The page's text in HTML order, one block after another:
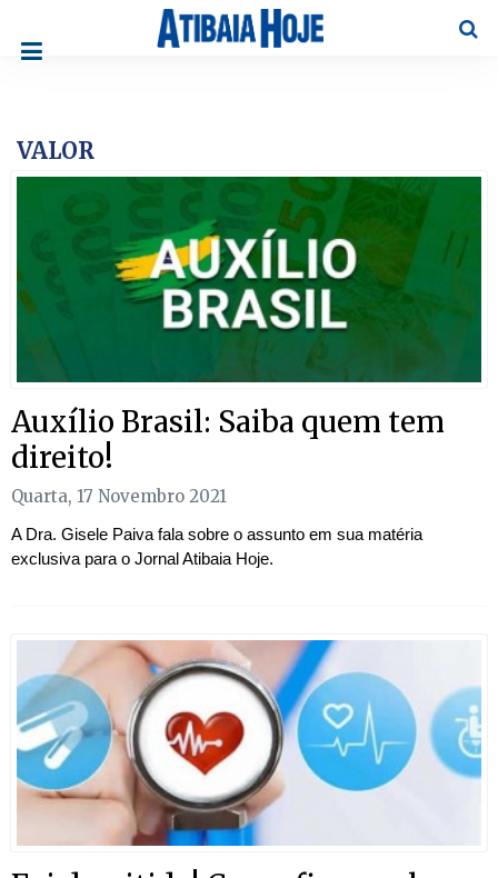
VALOR
Auxílio Brasil: Saiba quem tem
direito!
Quarta, 17 Novembro 2021
A Dra. Gisele Paiva fala sobre o assunto em sua matéria
exclusiva para o Jornal Atibaia Hoje.